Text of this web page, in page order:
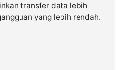
transfer data lebih
yang lebih rendah.